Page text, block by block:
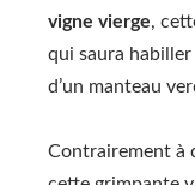
vigne vierge,
qui saura
d’un manteau
Contrairement à